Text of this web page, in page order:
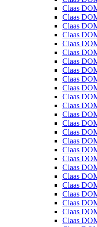
Claas
Claas
Claas
Claas
Claas
Claas
Claas
Claas
Claas
Claas
Claas
Claas
Claas
Claas
Claas
Claas
Claas
Claas
Claas
Claas
Claas
Claas
Claas
Claas
Claas